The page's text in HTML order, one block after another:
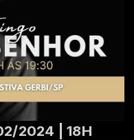
2024 | 18H